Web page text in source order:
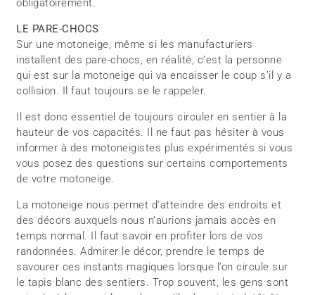
obligatoirement.
LE PARE-CHOCS
Sur une motoneige, même si les manufacturiers
installent des pare-chocs, en réalité, c’est la personne
qui est sur la motoneige qui va encaisser le coup s’il y a
collision. Il faut toujours se le rappeler.
Il est donc essentiel de toujours circuler en sentier à la
hauteur de vos capacités. Il ne faut pas hésiter à vous
informer à des motoneigistes plus expérimentés si vous
vous posez des questions sur certains comportements
de votre motoneige.
La motoneige nous permet d’atteindre des endroits et
des décors auxquels nous n’aurions jamais accès en
temps normal. Il faut savoir en profiter lors de vos
randonnées. Admirer le décor, prendre le temps de
savourer ces instants magiques lorsque l’on circule sur
le tapis blanc des sentiers. Trop souvent, les gens sont